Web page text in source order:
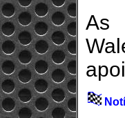
As